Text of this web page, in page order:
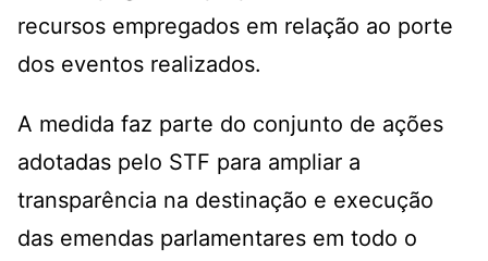
recursos empregados em relação ao porte
dos eventos realizados.
A medida faz parte do conjunto de ações
adotadas pelo STF para ampliar a
transparência na destinação e execução
das emendas parlamentares em todo o